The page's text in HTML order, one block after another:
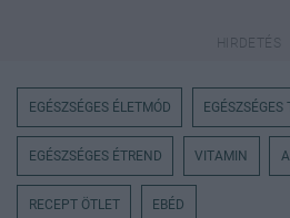
EGÉSZSÉGES ÉLETMÓD
EGÉSZSÉGES ÉTREND VITAMIN
RECEPT ÖTLET EBÉD